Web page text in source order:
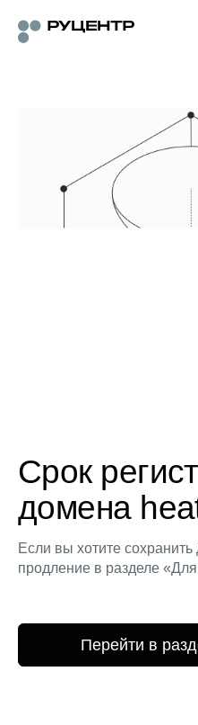
Срок
домена
Если вы хотите
продление в разделе
Перейти в